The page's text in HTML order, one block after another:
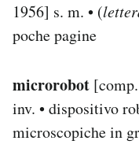
1956] s. m. • (
poche pagine
microrobot
inv. • dispositivo
microscopiche in